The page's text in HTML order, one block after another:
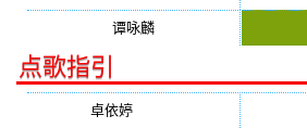
谭咏麟
点歌指引
卓依婷